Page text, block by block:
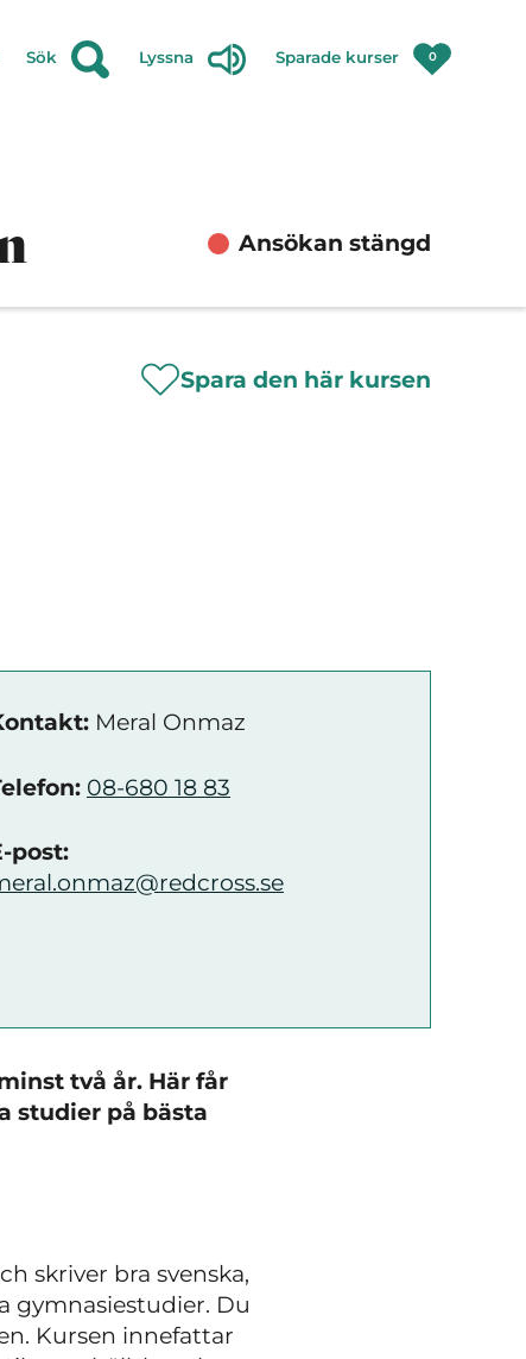
Sök Lyssna Sparade kurser 0
Ansökan stängd
Spara den här kursen
Meral Onmaz
08-680 18 83
post:
två år. Här får
studier på bästa
skriver bra svenska,
gymnasiestudier. Du
Kursen innefattar